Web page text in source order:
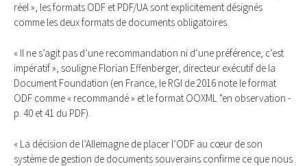
réel », les formats ODF et PDF/UA sont explicitement désignés
comme les deux formats de documents obligatoires.
« Il ne s’agit pas d’une recommandation ni d’une préférence, c’est
impératif », souligne Florian Effenberger, directeur exécutif de la
Document Foundation (en France, le RGI de 2016 note le format
ODF comme « recommandé » et le format OOXML "en observation -
p. 40 et 41 du PDF).
« La décision de l’Allemagne de placer l’ODF au cœur de son
système de gestion de documents souverains confirme ce que nous